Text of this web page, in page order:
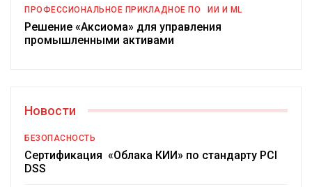
ПРОФЕССИОНАЛЬНОЕ ПРИКЛАДНОЕ ПО ИИ И ML
Решение «Аксиома» для управления
промышленными активами
Новости
БЕЗОПАСНОСТЬ
Сертификация «Облака КИИ» по стандарту PCI
DSS